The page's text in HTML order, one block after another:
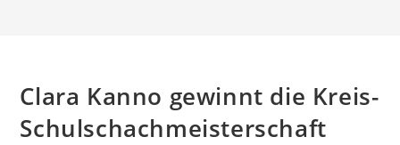
Clara Kanno gewinnt die Kreis-
Schulschachmeisterschaft